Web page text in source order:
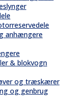
anhængere
& blokvogn
og træskærer
og genbrug